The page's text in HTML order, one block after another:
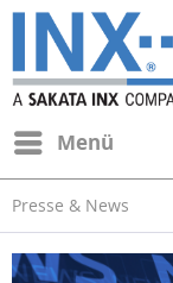
Menü
Presse & News